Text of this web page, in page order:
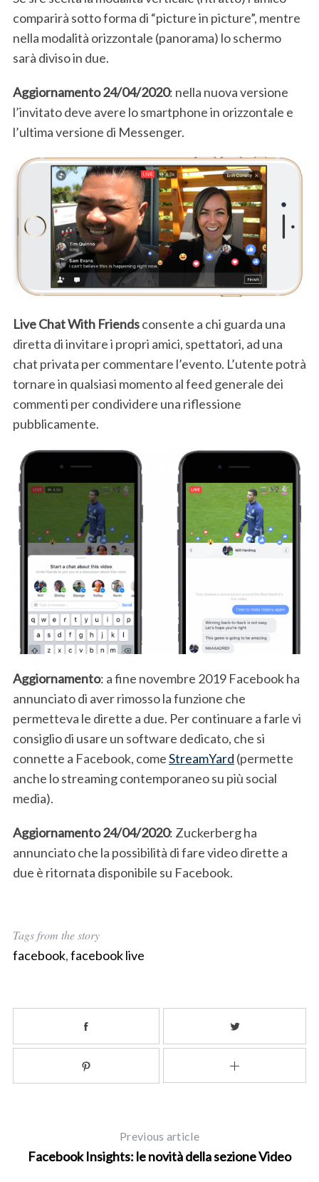
comparirà sotto forma di “picture in picture”, mentre
nella modalità orizzontale (panorama) lo schermo
sarà diviso in due.
Aggiornamento 24/04/2020: nella nuova versione
l’invitato deve avere lo smartphone in orizzontale e
l’ultima versione di Messenger.
Live Chat With Friendsconsente a chi guarda una
diretta di invitare i propri amici, spettatori, ad una
chat privata per commentare l’evento. L’utente potrà
tornare in qualsiasi momento al feed generale dei
commenti per condividere una riflessione
pubblicamente.
Aggiornamento: a fine novembre 2019 Facebook ha
annunciato di aver rimosso la funzione che
permetteva le dirette a due. Per continuare a farle vi
consiglio di usare un software dedicato, che si
connette a Facebook, comeStreamYard (permette
anche lo streaming contemporaneo su più social
media).
Aggiornamento 24/04/2020: Zuckerberg ha
annunciato che la possibilità di fare video dirette a
due è ritornata disponibile su Facebook.
Tags from the story
facebook,facebook live
Previous article
Facebook Insights: le novità della sezione Video
S
e
a
c
h
o
r
: